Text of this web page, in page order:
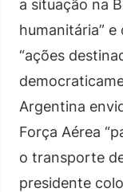
a situação na
humanitária”
“ações
Argentina
Força Aérea
o transporte
presidente